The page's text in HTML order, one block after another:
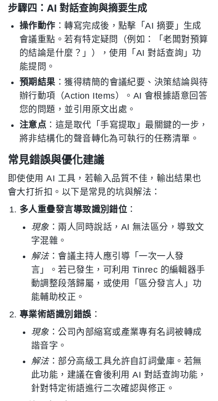
步驟四：AI 對話查詢與摘要生成
操作動作 ：轉寫完成後，點擊「AI 摘要」生成
會議重點。若有特定疑問（例如：「老闆對預算
的結論是什麼？」），使用「AI 對話查詢」功
能提問。
預期結果：獲得精簡的會議紀要、決策結論與待
辦行動項（Action Items）。AI 會根據語意回答
您的問題，並引用原文出處。
注意点 ：這是取代「手寫提取」最關鍵的一步，
將非結構化的聲音轉化為可執行的任務清單。
常見錯誤與優化建議
即使使用 AI 工具，若輸入品質不佳，輸出結果也
會大打折扣。以下是常見的坑與解法：
多人重疊發言導致識別錯位 ：
現象 ：兩人同時說話，AI 無法區分，導致文
字混雜。
解法：會議主持人應引導「一次一人發
言」。若已發生，可利用 Tinrec 的編輯器手
動調整段落歸屬，或使用「區分發言人」功
能輔助校正。
專業術語識別錯誤 ：
現象 ：公司內部縮寫或產業專有名詞被轉成
諧音字。
解法：部分高級工具允許自訂詞彙庫。若無
此功能，建議在會後利用 AI 對話查詢功能，
針對特定術語進行二次確認與修正。